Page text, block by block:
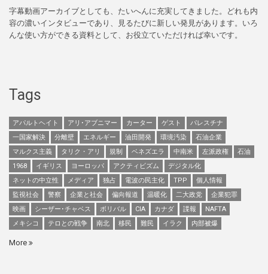
字幕動画アーカイブとしても、たいへんに充実してきました。どれも内
容の濃いインタビューであり、見るたびに新しい発見があります。いろ
んな使い方ができる資料として、お役立ていただければ幸いです。
Tags
アパルトヘイト アリ･アブニマー カーター ゲスト
パレスチナ
一国家解決
分離壁 エネルギー 油田開発 環境汚染
石油企業
マルクス主義
タリク・アリ 規制 ベネズエラ 中南米 左派政権
石油
1968
イギリス ヨーロッパ アクティビズム
デジタル化
ネットの中立性
メディア 独占 電波の民主化 TPP
個人情報
監視社会
警察 企業と社会 偏向報道 温暖化 二大政党
企業犯罪
映画
シーザー･チャベス ボリバル CIA カナダ 諜報
NAFTA
メキシコ
テロとの戦争 南北 移民 難民 イラク 内部被爆
More